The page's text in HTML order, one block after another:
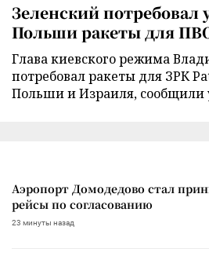
Зеленский потребовал
Польши ракеты для
Глава киевского режима
потребовал ракеты для ЗРК
Польши и Израиля,
Аэропорт Домодедово стал
рейсы по согласованию
23 минуты назад